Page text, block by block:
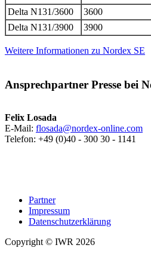
Delta N131/3600
3600
Delta N131/3900
3900
Weitere Informationen zu Nordex SE
Ansprechpartner Presse bei
Felix Losada
E-Mail: flosada@nordex-online.com
Telefon: +49 (0)40 - 300 30 - 1141
Partner
Impressum
Datenschutzerklärung
Copyright © IWR 2026